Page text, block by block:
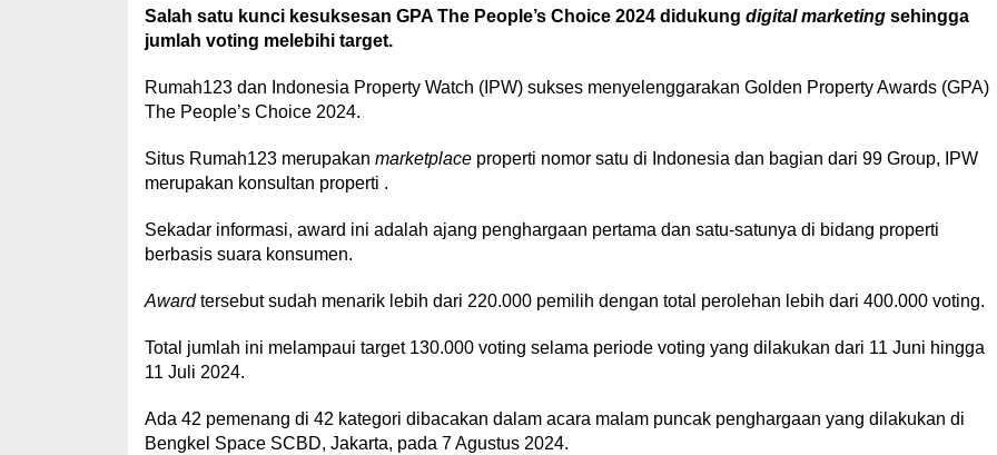
Salah satu kunci kesuksesan GPA The People’s Choice 2024 didukung digital marketingsehingga
jumlah voting melebihi target.
Rumah123 dan Indonesia Property Watch (IPW) sukses menyelenggarakan Golden Property Awards (GPA)
The People’s Choice 2024.
Situs Rumah123 merupakan marketplaceproperti nomor satu di Indonesia dan bagian dari 99 Group, IPW
merupakan konsultan properti .
Sekadar informasi, award ini adalah ajang penghargaan pertama dan satu-satunya di bidang properti
berbasis suara konsumen.
Awardtersebut sudah menarik lebih dari 220.000 pemilih dengan total perolehan lebih dari 400.000 voting.
Total jumlah ini melampaui target 130.000 voting selama periode voting yang dilakukan dari 11 Juni hingga
11 Juli 2024.
Ada 42 pemenang di 42 kategori dibacakan dalam acara malam puncak penghargaan yang dilakukan di
Bengkel Space SCBD, Jakarta, pada 7 Agustus 2024.